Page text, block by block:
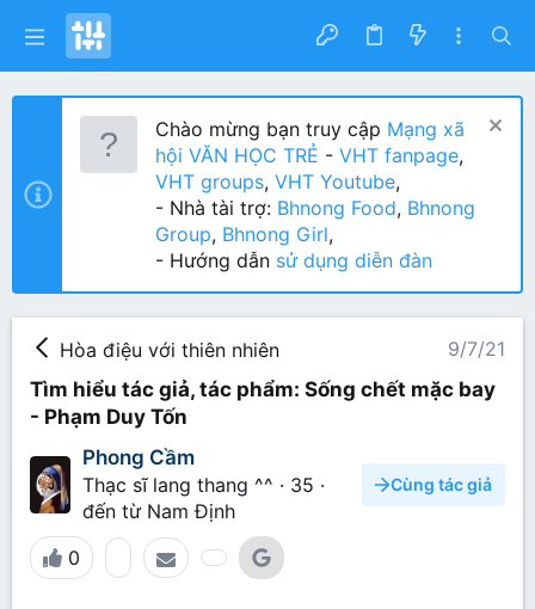
Chào mừng bạn truy cập Mạng xã
hội VĂN HỌC TRẺ - VHT fanpage,
VHT groups, VHT Youtube,
- Nhà tài trợ: Bhnong Food, Bhnong
Group, Bhnong Girl,
- Hướng dẫn sử dụng diễn đàn
Hòa điệu với thiên nhiên
9/7/21
Tìm hiểu tác giả, tác phẩm: Sống chết mặc bay
- Phạm Duy Tốn
Phong Cầm
Thạc sĩ lang thang ^^ · 35 ·
đến từ Nam Định
Cùng tác giả
0